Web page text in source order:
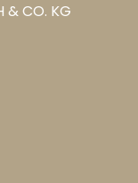
CO. KG